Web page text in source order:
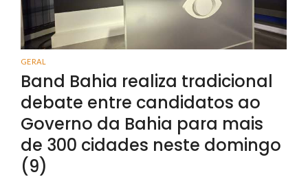
GERAL
Band Bahia realiza tradicional
debate entre candidatos ao
Governo da Bahia para mais
de 300 cidades neste domingo
(9)